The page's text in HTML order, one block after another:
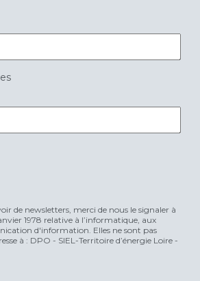
de newsletters, merci de nous le signaler à
1978 relative à l’informatique, aux
d'information. Elles ne sont pas
à : DPO - SIEL-Territoire d’énergie Loire -